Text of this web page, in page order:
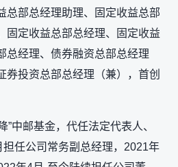
总部总经理助理、固定收益总部
固定收益总部总经理、固定收益
总经理、债券融资总部总经理
券投资总部总经理（兼），首创
”中邮基金，代任法定代表人、
任公司常务副总经理，2021年